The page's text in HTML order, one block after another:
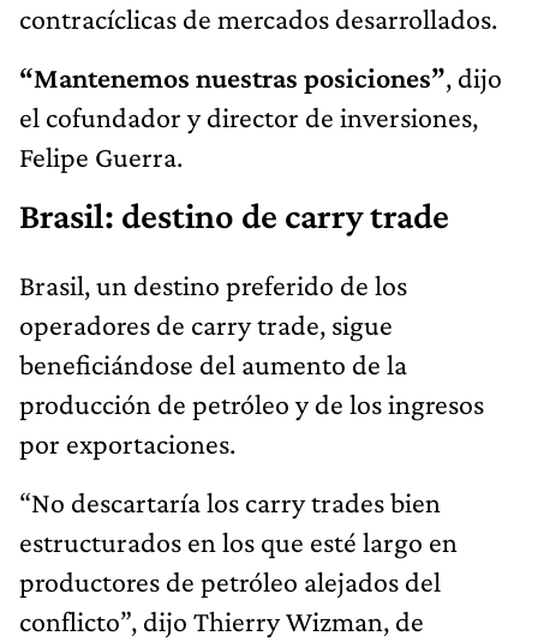
contracíclicas de mercados desarrollados.
“Mantenemos nuestras posiciones”, dijo
el cofundador y director de inversiones,
Felipe Guerra.
Brasil: destino de carry trade
Brasil, un destino preferido de los
operadores de carry trade, sigue
beneficiándose del aumento de la
producción de petróleo y de los ingresos
por exportaciones.
“No descartaría los carry trades bien
estructurados en los que esté largo en
productores de petróleo alejados del
conflicto”, dijo Thierry Wizman, de